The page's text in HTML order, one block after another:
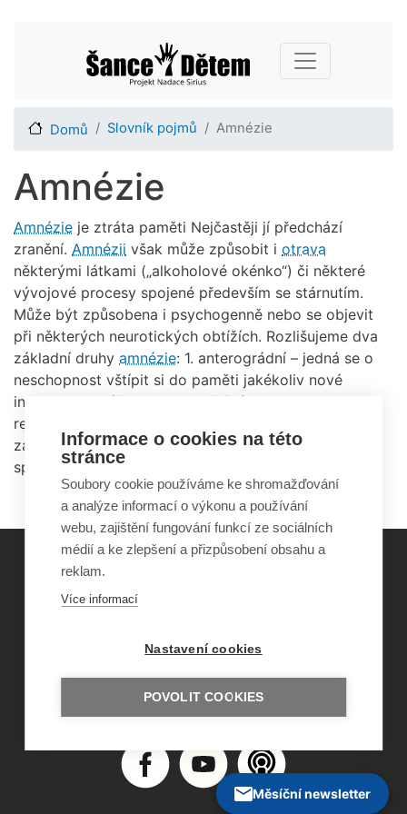
hlavnímu
obsahu
Main navigation
Domů Slovník pojmů Amnézie
Amnézie
Amnézie je ztráta paměti Nejčastěji jí předchází
zranění. Amnézii však může způsobit i otrava
některými látkami („alkoholové okénko“) či některé
vývojové procesy spojené především se stárnutím.
Může být způsobena i psychogenně nebo se objevit
při některých neurotických obtížích. Rozlišujeme dva
základní druhy amnézie: 1. anterográdní – jedná se o
neschopnost vštípit si do paměti jakékoliv nové
informace a zážitky po spouštěcím stimulu; 2.
retrográdní – neschopnost vybavit si poznatky a
zážitky uchované před vznikem amnéziepřed
spouštěcím stimulem.
©Obecně prospěšná společnost Sirius
ISSN 1805-8876
nazory@sancedetem.cz
Odběr novinek e-mailem
Měsíční newsletter
Informace o cookies na této
stránce
Soubory cookie používáme ke shromažďování
a analýze informací o výkonu a používání
webu, zajištění fungování funkcí ze sociálních
médií a ke zlepšení a přizpůsobení obsahu a
reklam.
Více informací
Nastavení cookies
POVOLIT COOKIES